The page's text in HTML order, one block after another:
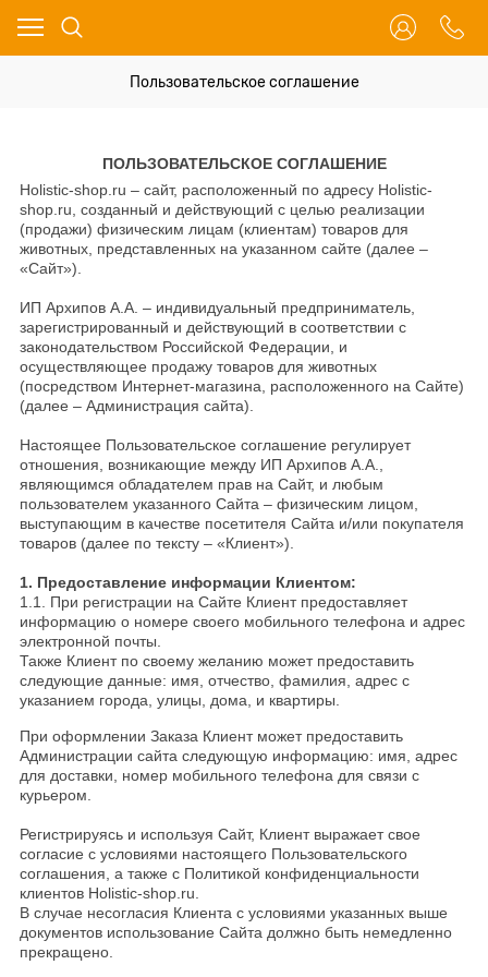
Пользовательское соглашение
ПОЛЬЗОВАТЕЛЬСКОЕ СОГЛАШЕНИЕ
Holistic-shop.ru – сайт, расположенный по адресу Holistic-
shop.ru, созданный и действующий с целью реализации
(продажи) физическим лицам (клиентам) товаров для
животных, представленных на указанном сайте (далее –
«Сайт»).
ИП Архипов А.А. – индивидуальный предприниматель,
зарегистрированный и действующий в соответствии с
законодательством Российской Федерации, и
осуществляющее продажу товаров для животных
(посредством Интернет-магазина, расположенного на Сайте)
(далее – Администрация сайта).
Настоящее Пользовательское соглашение регулирует
отношения, возникающие между ИП Архипов А.А.,
являющимся обладателем прав на Сайт, и любым
пользователем указанного Сайта – физическим лицом,
выступающим в качестве посетителя Сайта и/или покупателя
товаров (далее по тексту – «Клиент»).
1. Предоставление информации Клиентом:
1.1. При регистрации на Сайте Клиент предоставляет
информацию о номере своего мобильного телефона и адрес
электронной почты.
Также Клиент по своему желанию может предоставить
следующие данные: имя, отчество, фамилия, адрес с
указанием города, улицы, дома, и квартиры.
При оформлении Заказа Клиент может предоставить
Администрации сайта следующую информацию: имя, адрес
для доставки, номер мобильного телефона для связи с
курьером.
Регистрируясь и используя Сайт, Клиент выражает свое
согласие с условиями настоящего Пользовательского
соглашения, а также с Политикой конфиденциальности
клиентов Holistic-shop.ru.
В случае несогласия Клиента с условиями указанных выше
документов использование Сайта должно быть немедленно
прекращено.